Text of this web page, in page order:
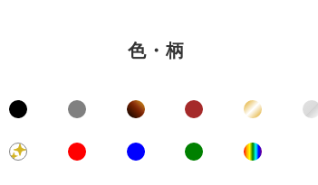
色・柄